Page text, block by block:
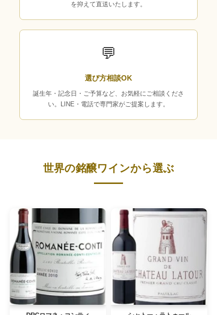
を抑えて直送いたします。
💬
選び方相談OK
誕生年・記念日・ご予算など、お気軽にご相談くださ
い。LINE・電話で専門家がご提案します。
世界の銘醸ワインから選ぶ